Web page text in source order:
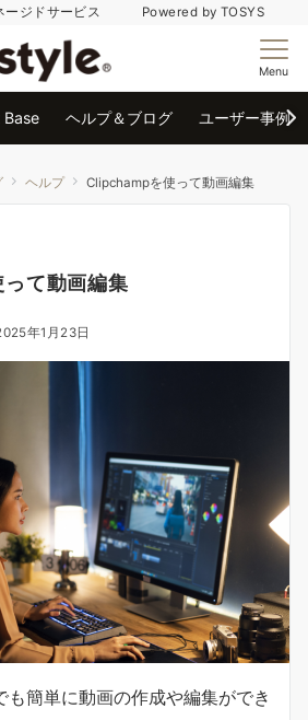
ージドサービス Powered by TOSYS
Menu
ヘルプ＆ブログ ユーザー事例
ヘルプ Clipchampを使って動画編集
て動画編集
年1月23日
簡単に動画の作成や編集ができ